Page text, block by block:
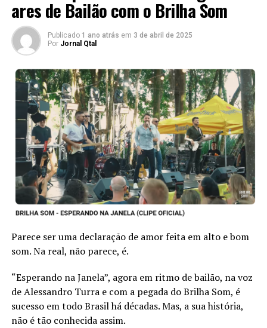
levar a nossa cultural para o outro lado do oceano,
firmando laços, é enriquecer a musicalidade bebendo da
fonte no Velho Mundo.
TÓPICOS RELACIONADOS:
KLAUS LAUCK
ORQUESTRA MUNICIPAL
SÃO VENDELINO
ares de Bailão com o Brilha Som
Publicado 1 ano atrás em 3 de abril de 2025
Por Jornal Qtal
Parece ser uma declaração de amor feita em alto e bom
som. Na real, não parece, é.
“Esperando na Janela”, agora em ritmo de bailão, na voz
de Alessandro Turra e com a pegada do Brilha Som, é
sucesso em todo Brasil há décadas. Mas, a sua história,
não é tão conhecida assim.